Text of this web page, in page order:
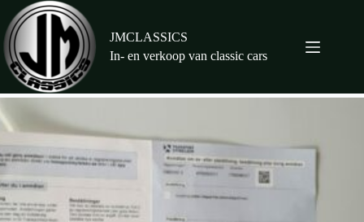
naar
de
inhoud
JMCLASSICS
In- en verkoop van classic cars